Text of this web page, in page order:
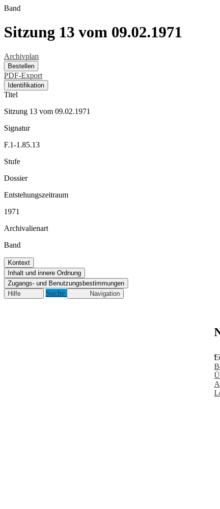
Band
Sitzung 13 vom 09.02.1971
Archivplan
Bestellen
PDF-Export
Identifikation
Titel
Sitzung 13 vom 09.02.1971
Signatur
F.1-1.85.13
Stufe
Dossier
Entstehungszeitraum
1971
Archivalienart
Band
Kontext
Inhalt und innere Ordnung
Zugangs- und Benutzungsbestimmungen
Hilfe
Suche Navigation